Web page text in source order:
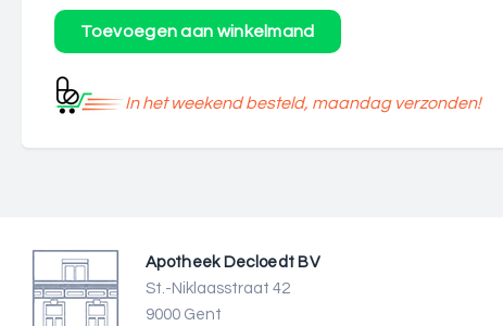
In het weekend besteld, maandag verzonden!
Apotheek Decloedt BV
St.-Niklaasstraat 42
9000 Gent